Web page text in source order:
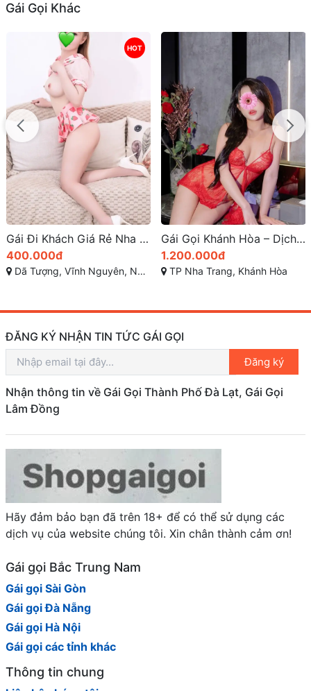
Gái Gọi Khác
HOT
Gái Đi Khách Giá Rẻ Nha Trang – Kiều Hân: Sexy Quyến Rủ, Nước Nhiều Làm Tình Say Mê
400.000đ
Dã Tượng, Vĩnh Nguyên, Nha Trang, Khánh Hòa
Gái Gọi Khánh Hòa – Dịch Vụ Giải Trí Gái Gú Đẳng Cấp
1.200.000đ
TP Nha Trang, Khánh Hòa
ĐĂNG KÝ NHẬN TIN TỨC GÁI GỌI
Đăng ký
Nhận thông tin về Gái Gọi Thành Phố Đà Lạt, Gái Gọi
Lâm Đồng
Hãy đảm bảo bạn đã trên 18+ để có thể sử dụng các
dịch vụ của website chúng tôi. Xin chân thành cảm ơn!
Gái gọi Bắc Trung Nam
Gái gọi Sài Gòn
Gái gọi Đà Nẵng
Gái gọi Hà Nội
Gái gọi các tỉnh khác
Thông tin chung